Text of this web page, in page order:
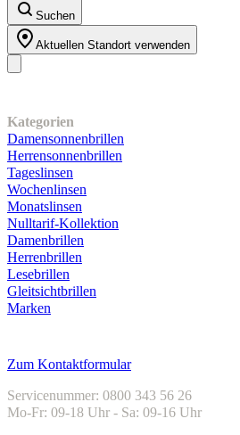
Suchen
Aktuellen Standort verwenden
Kategorien
Damensonnenbrillen
Herrensonnenbrillen
Tageslinsen
Wochenlinsen
Monatslinsen
Nulltarif-Kollektion
Damenbrillen
Herrenbrillen
Lesebrillen
Gleitsichtbrillen
Marken
Zum Kontaktformular
Servicenummer: 0800 343 56 26
Mo-Fr: 09-18 Uhr - Sa: 09-16 Uhr